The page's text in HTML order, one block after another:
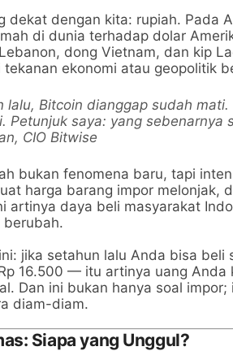
dekat dengan kita: rupiah. Pada
di dunia terhadap dolar
dong Vietnam, dan kip
tekanan ekonomi atau geopolitik
lalu, Bitcoin dianggap sudah
Petunjuk saya: yang
CIO Bitwise
bukan fenomena baru, tapi
harga barang impor melonjak,
artinya daya beli masyarakat
berubah.
jika setahun lalu Anda bisa beli
16.500 — itu artinya uang Anda
Dan ini bukan hanya soal
diam-diam.
Siapa yang Unggul?